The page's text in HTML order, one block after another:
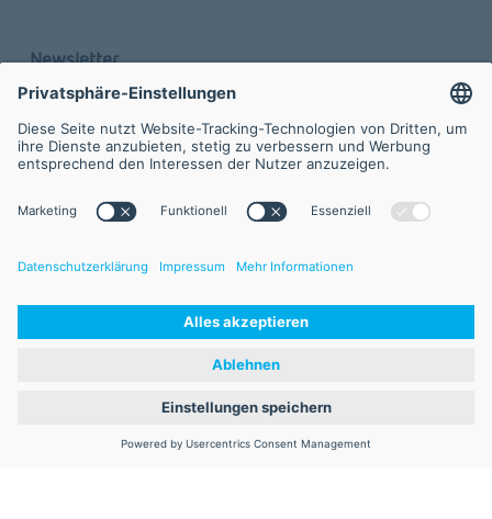
Newsletter
Werden Sie Teil des Netzwerks mit dem Newsletter
der FVA GmbH.
Abonnieren
Kontakt
FVA GmbH
Lyoner Straße 18
+49 69 6603-1663